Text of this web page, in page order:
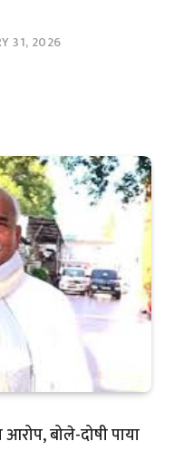
31, 2026
बोले-दोषी पाया